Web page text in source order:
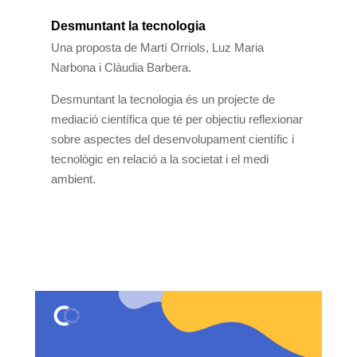
Desmuntant la tecnologia
Una proposta de Martí Orriols, Luz Maria
Narbona i Clàudia Barbera.
Desmuntant la tecnologia és un projecte de
mediació científica que té per objectiu reflexionar
sobre aspectes del desenvolupament científic i
tecnològic en relació a la societat i el medi
ambient.